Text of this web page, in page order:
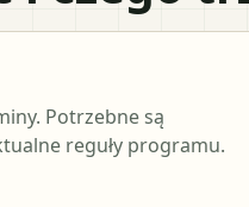
Potrzebne są
reguły programu.